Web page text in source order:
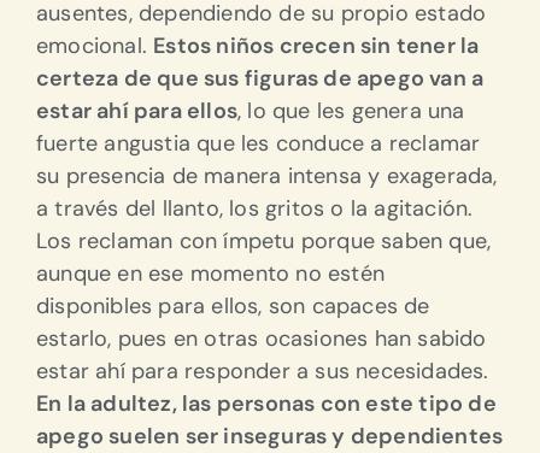
ausentes, dependiendo de su propio estado
emocional. Estos niños crecen sin tener la
certeza de que sus figuras de apego van a
estar ahí para ellos, lo que les genera una
fuerte angustia que les conduce a reclamar
su presencia de manera intensa y exagerada,
a través del llanto, los gritos o la agitación.
Los reclaman con ímpetu porque saben que,
aunque en ese momento no estén
disponibles para ellos, son capaces de
estarlo, pues en otras ocasiones han sabido
estar ahí para responder a sus necesidades.
En la adultez, las personas con este tipo de
apego suelen ser inseguras y dependientes